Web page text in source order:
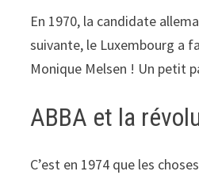
En 1970, la candidate
suivante, le Luxembourg a
Monique Melsen ! Un petit
ABBA et la
C’est en 1974 que les